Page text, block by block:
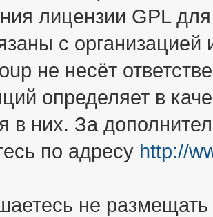
лицензии GPL
с
не несёт
определяет в
в них. За
по адресу http://
не